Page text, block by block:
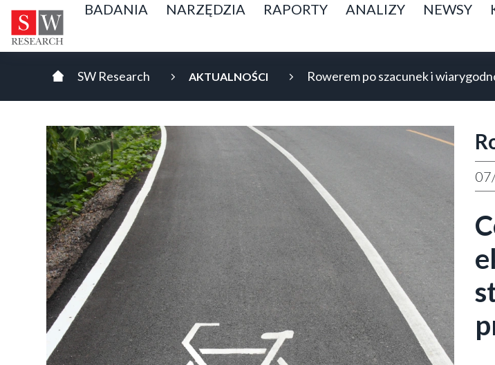
BADANIA NARZĘDZIA RAPORTY ANALIZY NEWSY
AKTUALNOŚCI Rowerem po szacunek i